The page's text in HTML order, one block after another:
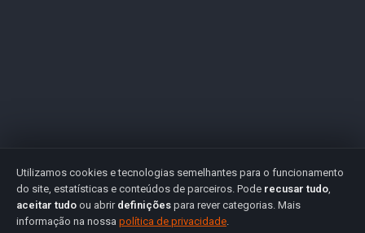
Utilizamos cookies e tecnologias semelhantes para o funcionamento
do site, estatísticas e conteúdos de parceiros. Pode recusar tudo,
aceitar tudo ou abrir definições para rever categorias. Mais
informação na nossa política de privacidade.